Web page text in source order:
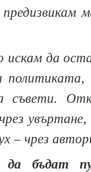
искам да
съвети.
– чрез
бъдат